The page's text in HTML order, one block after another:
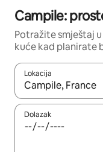
Campile:
Potražite smještaj
kuće kad planirate
Lokacija
Kada budu
Dolazak